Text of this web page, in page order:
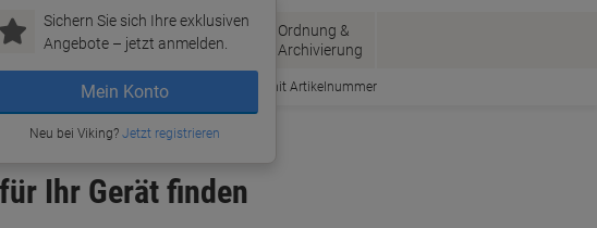
Sichern Sie sich Ihre exklusiven
Angebote – jetzt anmelden.
Mein Konto
Neu bei Viking?Jetzt registrieren
&
Papier, Versand
& Pakete
Bürobedarf
Ordnung &
Archivierung
Bestellen mit Artikelnummer
Ihr Gerät finden